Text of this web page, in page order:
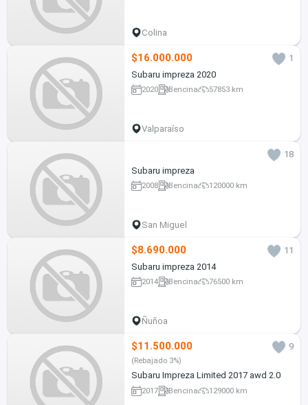
Colina
$16.000.000
1
Subaru impreza 2020
2020 Bencina 57853 km
Valparaíso
18
Subaru impreza
2008 Bencina 120000 km
San Miguel
$8.690.000
11
Subaru impreza 2014
2014 Bencina 76500 km
Ñuñoa
$11.500.000 9
(Rebajado 3%)
Subaru Impreza Limited 2017 awd 2.0
2017 Bencina 129000 km